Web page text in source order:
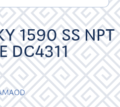
1590 SS NPT
DC4311